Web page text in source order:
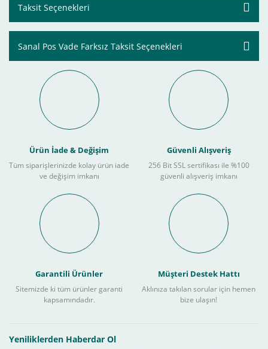
Taksit Seçenekleri
Sanal Pos Vade Farksız Taksit Seçenekleri
Ürün İade & Değişim
Tüm siparişlerinizde kolay ürün iade
ve değişim imkanı
Güvenli Alışveriş
256 Bit SSL sertifikası ile %100
güvenli alışveriş imkanı
Garantili Ürünler
Sitemizde ki tüm ürünler garanti
kapsamındadır.
Müşteri Destek Hattı
Aklınıza takılan sorular için hemen
bize ulaşın!
Yeniliklerden Haberdar Ol